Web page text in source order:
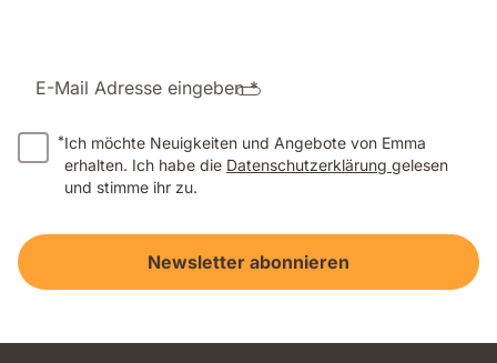
E-Mail Adresse eingeben *
*Ich möchte Neuigkeiten und Angebote von Emma
erhalten. Ich habe die Datenschutzerklärung gelesen
und stimme ihr zu.
Newsletter abonnieren